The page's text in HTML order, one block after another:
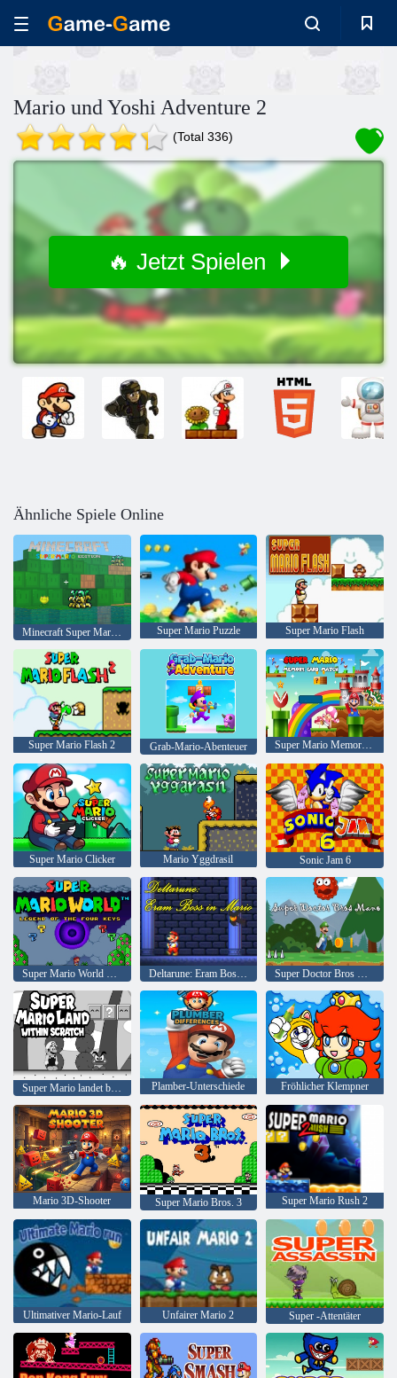
Mario und Yoshi Adventure 2
(Total 336)
🔥 Jetzt Spielen
Ähnliche Spiele Online
Minecraft Super Mario Edition Super Mario Puzzle Super Mario Flash
Super Mario Flash 2 Grab-Mario-Abenteuer Super Mario Memory Card Match
Super Mario Clicker Mario Yggdrasil Sonic Jam 6
Super Mario World Legend of the Four Keys Deltarune: Eram Boss in Mario Super Doctor Bros Mano
Plamber-Unterschiede Fröhlicher Klempner
Mario 3D-Shooter Super Mario Bros. 3 Super Mario Rush 2
Ultimativer Mario-Lauf Unfairer Mario 2 Super -Attentäter